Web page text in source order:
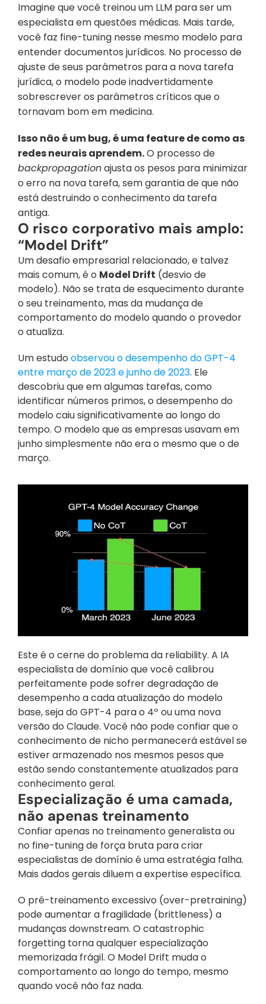
Imagine que você treinou um LLM para ser um
especialista em questões médicas. Mais tarde,
você faz fine-tuning nesse mesmo modelo para
entender documentos jurídicos. No processo de
ajuste de seus parâmetros para a nova tarefa
jurídica, o modelo pode inadvertidamente
sobrescrever os parâmetros críticos que o
tornavam bom em medicina.
Isso não é um bug, é uma feature de como as
redes neurais aprendem.
O processo de
backpropagation ajusta os pesos para minimizar
o erro na nova tarefa, sem garantia de que não
está destruindo o conhecimento da tarefa
antiga.
O risco corporativo mais amplo:
“Model Drift”
Um desafio empresarial relacionado, e talvez
mais comum, é o Model Drift (desvio de
modelo). Não se trata de esquecimento durante
o seu treinamento, mas da mudança de
comportamento do modelo quando o provedor
o atualiza.
Um estudo observou o desempenho do GPT-4
entre março de 2023 e junho de 2023. Ele
descobriu que em algumas tarefas, como
identificar números primos, o desempenho do
modelo caiu significativamente ao longo do
tempo. O modelo que as empresas usavam em
junho simplesmente não era o mesmo que o de
março.
Este é o cerne do problema da reliability. A IA
especialista de domínio que você calibrou
perfeitamente pode sofrer degradação de
desempenho a cada atualização do modelo
base, seja do GPT-4 para o 4º ou uma nova
versão do Claude. Você não pode confiar que o
conhecimento de nicho permanecerá estável se
estiver armazenado nos mesmos pesos que
estão sendo constantemente atualizados para
conhecimento geral.
Especialização é uma camada,
não apenas treinamento
Confiar apenas no treinamento generalista ou
no fine-tuning de força bruta para criar
especialistas de domínio é uma estratégia falha.
Mais dados gerais diluem a expertise específica.
O pré-treinamento excessivo (over-pretraining)
pode aumentar a fragilidade (brittleness) a
mudanças downstream. O catastrophic
forgetting torna qualquer especialização
memorizada frágil. O Model Drift muda o
comportamento ao longo do tempo, mesmo
quando você não faz nada.